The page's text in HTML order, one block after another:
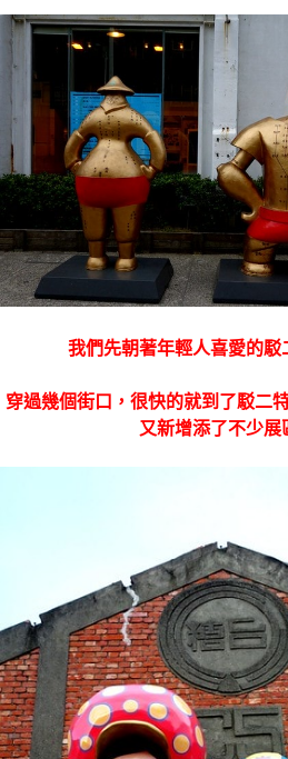
我們先朝著年輕人喜愛的駁
穿過幾個街口，很快的就到了駁二
又新增添了不少展